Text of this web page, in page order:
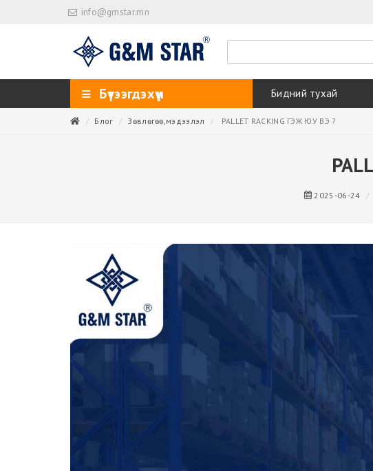
info@gmstar.mn
Бүтээгдэхүүн Бидний тухай
Блог Зөвлөгөө,мэдээлэл PALLET RACKING ГЭЖ ЮУ ВЭ ?
2025-06-24